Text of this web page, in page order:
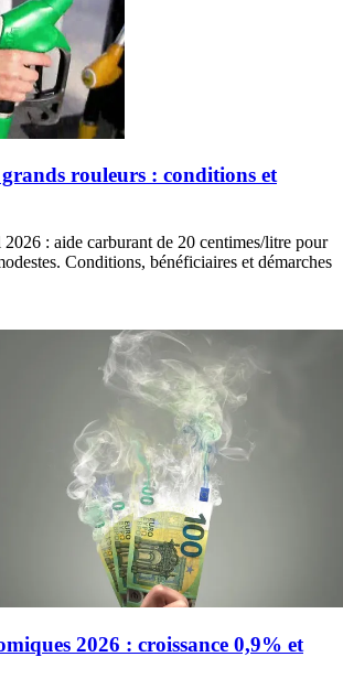
rouleurs : conditions et
: aide carburant de 20 centimes/litre pour
Conditions, bénéficiaires et démarches
2026 : croissance 0,9% et